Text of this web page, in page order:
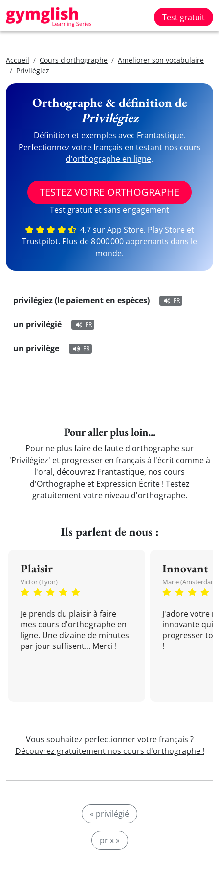
Test gratuit
Accueil Cours d'orthographe
Améliorer son vocabulaire
Privilégiez
Orthographe & définition de
Privilégiez
Définition et exemples avec Frantastique.
Perfectionnez votre français en testant nos cours
d'orthographe en ligne.
TESTEZ VOTRE ORTHOGRAPHE
Test gratuit et sans engagement
4,7 sur App Store, Play Store et
Trustpilot. Plus de 8 000 000 apprenants dans le
monde.
privilégiez (le paiement en espèces) FR
un privilégié FR
un privilège FR
Pour aller plus loin...
Pour ne plus faire de faute d'orthographe sur
'Privilégiez' et progresser en français à l'écrit comme à
l'oral, découvrez Frantastique, nos cours
d'Orthographe et Expression Écrite ! Testez
gratuitementvotre niveau d'orthographe.
Ils parlent de nous :
Plaisir
Victor (Lyon)
Je prends du plaisir à faire
mes cours d'orthographe en
ligne. Une dizaine de minutes
par jour suffisent... Merci !
Innovant
Marie (Amsterdam)
J'adore votre
innovante qui
progresser
!
Vous souhaitez perfectionner votre français ?
Découvrez gratuitement nos cours d'orthographe !
« privilégié
prix »